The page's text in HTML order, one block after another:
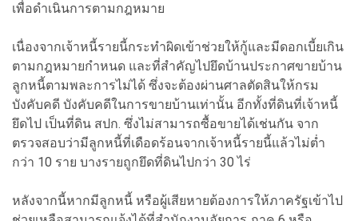
เพื่อดำเนินการตามกฎหมาย
เนื่องจากเจ้าหนี้รายนี้กระทำผิดเข้าช่วยให้กู้และมีดอกเบี้ยเกิน
ตามกฎหมายกำหนด และที่สำคัญไปยึดบ้านประกาศขายบ้าน
ลูกหนี้ตามพละการไม่ได้ ซึ่งจะต้องผ่านศาลตัดสินให้กรม
บังคับคดี บังคับคดีในการขายบ้านเท่านั้น อีกทั้งที่ดินที่เจ้าหนี้
ยึดไป เป็นที่ดิน สปก. ซึ่งไม่สามารถซื้อขายได้เช่นกัน จาก
ตรวจสอบว่ามีลูกหนี้ที่เดือดร้อนจากเจ้าหนี้รายนี้แล้วไม่ต่ำ
กว่า 10 ราย บางรายถูกยึดที่ดินไปกว่า 30 ไร่
หลังจากนี้หากมีลูกหนี้ หรือผู้เสียหายต้องการให้ภาครัฐเข้าไป